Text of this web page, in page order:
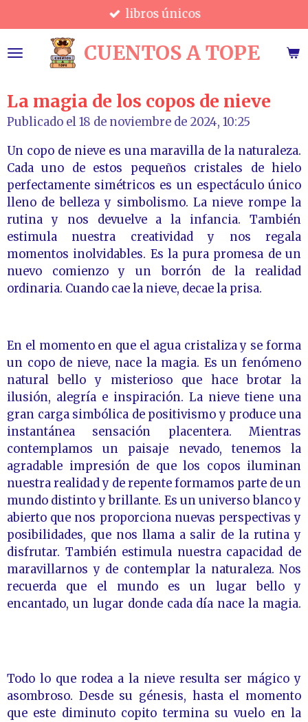
al
contenido
principal
CUENTOS A TOPE
libros únicos
La magia de los copos de nieve
Publicado el 18 de noviembre de 2024, 10:25
Un copo de nieve es una maravilla de la naturaleza.
Cada uno de estos pequeños cristales de hielo
perfectamente simétricos es un espectáculo único
lleno de belleza y simbolismo. La nieve rompe la
rutina y nos devuelve a la infancia. También
estimula nuestra creatividad y nos regala
momentos inolvidables. Es la pura promesa de un
nuevo comienzo y un borrón de la realidad
ordinaria. Cuando cae la nieve, decae la prisa.
En el momento en que el agua cristaliza y se forma
un copo de nieve, nace la magia. Es un fenómeno
natural bello y misterioso que hace brotar la
ilusión, alegría e inspiración. La nieve tiene una
gran carga simbólica de positivismo y produce una
instantánea sensación placentera. Mientras
contemplamos un paisaje nevado, tenemos la
agradable impresión de que los copos iluminan
nuestra realidad y de repente formamos parte de un
mundo distinto y brillante. Es un universo blanco y
abierto que nos proporciona nuevas perspectivas y
posibilidades, que nos llama a salir de la rutina y
disfrutar. También estimula nuestra capacidad de
maravillarnos y de contemplar la naturaleza. Nos
recuerda que el mundo es un lugar bello y
encantado, un lugar donde cada día nace la magia.
Todo lo que rodea a la nieve resulta ser mágico y
asombroso. Desde su génesis, hasta el momento
que este diminuto copito termina su vuelo en la